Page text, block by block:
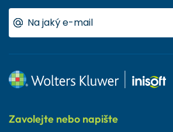
Zavolejte nebo napište